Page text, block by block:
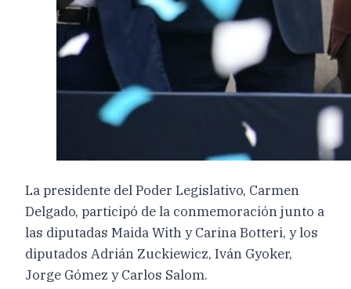
La presidente del Poder Legislativo, Carmen
Delgado, participó de la conmemoración junto a
las diputadas Maida With y Carina Botteri, y los
diputados Adrián Zuckiewicz, Iván Gyoker,
Jorge Gómez y Carlos Salom.